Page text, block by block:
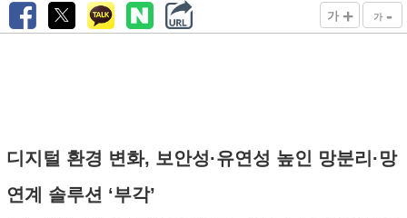
가 + 가 -
디지털 환경 변화, 보안성·유연성 높인 망분리·망
연계 솔루션 ‘부각’